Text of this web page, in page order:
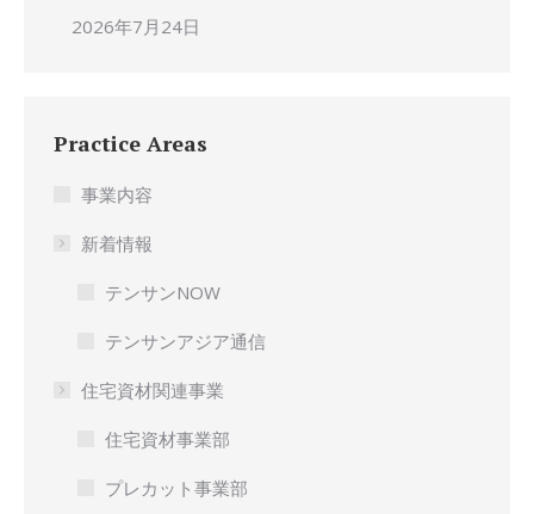
2026年7月24日
Practice Areas
事業内容
新着情報
テンサンNOW
テンサンアジア通信
住宅資材関連事業
住宅資材事業部
プレカット事業部